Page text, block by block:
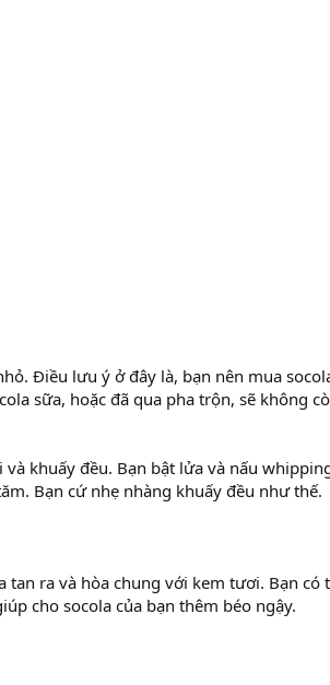
Điều lưu ý ở đây là, bạn nên mua
sữa, hoặc đã qua pha trộn, sẽ không
khuấy đều. Bạn bật lửa và nấu
Bạn cứ nhẹ nhàng khuấy đều như thế.
tan ra và hòa chung với kem tươi. Bạn có
cho socola của bạn thêm béo ngậy.